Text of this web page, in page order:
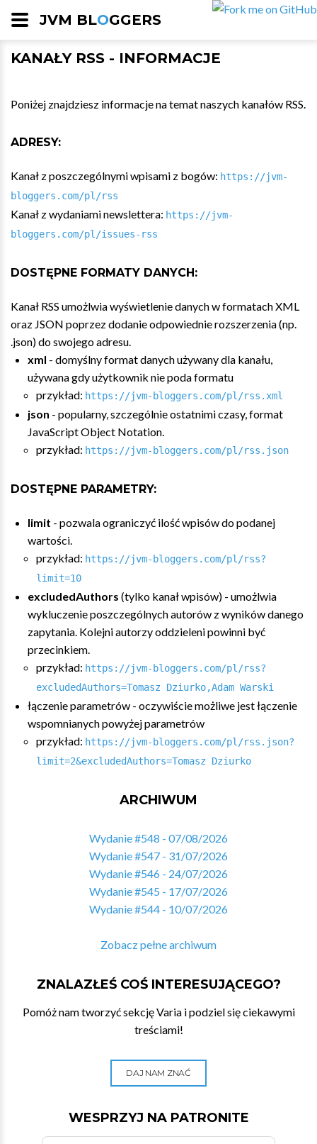
JVM BLOGGERS
KANAŁY RSS - INFORMACJE
Poniżej znajdziesz informacje na temat naszych kanałów RSS.
ADRESY:
Kanał z poszczególnymi wpisami z bogów: https://jvm-
bloggers.com/pl/rss
Kanał z wydaniami newslettera: https://jvm-
bloggers.com/pl/issues-rss
DOSTĘPNE FORMATY DANYCH:
Kanał RSS umożlwia wyświetlenie danych w formatach XML
oraz JSON poprzez dodanie odpowiednie rozszerzenia (np.
.json) do swojego adresu.
xml - domyślny format danych używany dla kanału,
używana gdy użytkownik nie poda formatu
przykład: https://jvm-bloggers.com/pl/rss.xml
json - popularny, szczególnie ostatnimi czasy, format
JavaScript Object Notation.
przykład: https://jvm-bloggers.com/pl/rss.json
DOSTĘPNE PARAMETRY:
limit - pozwala ograniczyć ilość wpisów do podanej
wartości.
przykład: https://jvm-bloggers.com/pl/rss?
limit=10
excludedAuthors (tylko kanał wpisów) - umożlwia
wykluczenie poszczególnych autorów z wyników danego
zapytania. Kolejni autorzy oddzieleni powinni być
przecinkiem.
przykład: https://jvm-bloggers.com/pl/rss?
excludedAuthors=Tomasz Dziurko,Adam Warski
łączenie parametrów - oczywiście możliwe jest łączenie
wspomnianych powyżej parametrów
przykład: https://jvm-bloggers.com/pl/rss.json?
limit=2&excludedAuthors=Tomasz Dziurko
ARCHIWUM
Wydanie #548 - 07/08/2026
Wydanie #547 - 31/07/2026
Wydanie #546 - 24/07/2026
Wydanie #545 - 17/07/2026
Wydanie #544 - 10/07/2026
Zobacz pełne archiwum
ZNALAZŁEŚ COŚ INTERESUJĄCEGO?
Pomóż nam tworzyć sekcję Varia i podziel się ciekawymi
treściami!
DAJ NAM ZNAĆ
WESPRZYJ NA PATRONITE